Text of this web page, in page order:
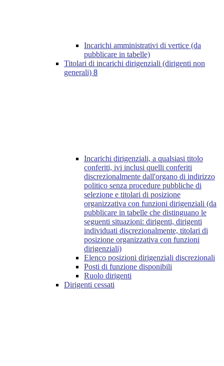
Incarichi amministrativi di vertice (da
pubblicare in tabelle)
Titolari di incarichi dirigenziali (dirigenti non
generali) 8
Incarichi dirigenziali, a qualsiasi titolo
conferiti, ivi inclusi quelli conferiti
discrezionalmente dall'organo di indirizzo
politico senza procedure pubbliche di
selezione e titolari di posizione
organizzativa con funzioni dirigenziali (da
pubblicare in tabelle che distinguano le
seguenti situazioni: dirigenti, dirigenti
individuati discrezionalmente, titolari di
posizione organizzativa con funzioni
dirigenziali)
Elenco posizioni dirigenziali discrezionali
Posti di funzione disponibili
Ruolo dirigenti
Dirigenti cessati